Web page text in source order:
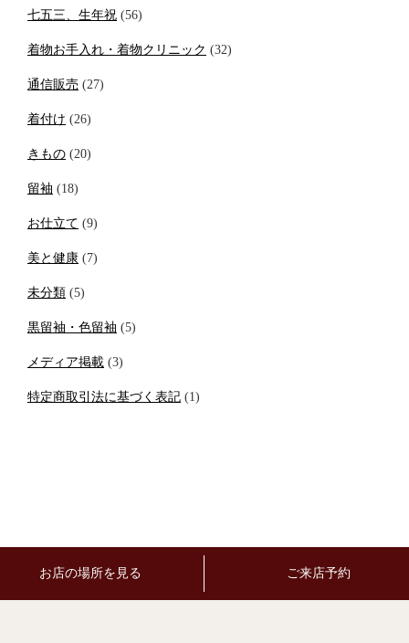
七五三、生年祝 (56)
着物お手入れ・着物クリニック (32)
通信販売 (27)
着付け (26)
きもの (20)
留袖 (18)
お仕立て (9)
美と健康 (7)
未分類 (5)
黒留袖・色留袖 (5)
メディア掲載 (3)
特定商取引法に基づく表記 (1)
お店の場所を見る ご来店予約